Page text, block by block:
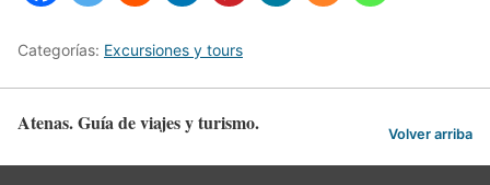
Categorías: Excursiones y tours
Atenas. Guía de viajes y turismo. Volver arriba